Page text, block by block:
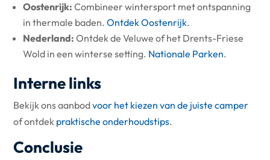
Oostenrijk: Combineer wintersport met ontspanning
in thermale baden.Ontdek Oostenrijk.
Nederland: Ontdek de Veluwe of het Drents-Friese
Wold in een winterse setting. Nationale Parken.
Interne links
Bekijk ons aanbodvoor het kiezen van de juiste camper
of ontdek praktische onderhoudstips.
Conclusie